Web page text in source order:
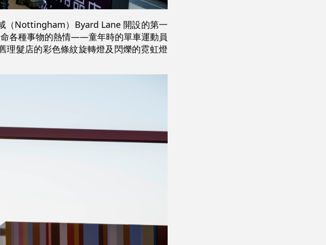
（Nottingham）Byard Lane 開設的第一
各種事物的熱情——童年時的單車運動員
理髮店的彩色條紋旋轉燈及閃爍的霓虹燈